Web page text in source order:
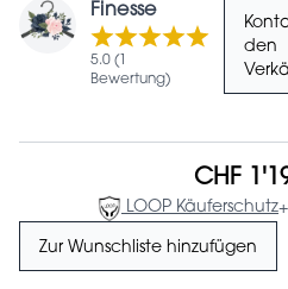
Finesse
5.0 (1
Bewertung)
den
CHF
LOOP Käuferschutz
Zur Wunschliste hinzufügen